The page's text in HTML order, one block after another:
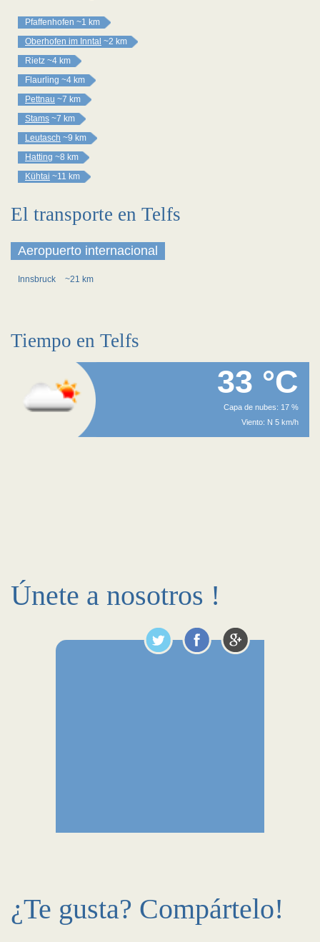
Pfaffenhofen ~1 km
Oberhofen im Inntal ~2 km
Rietz ~4 km
Flaurling ~4 km
Pettnau ~7 km
Stams ~7 km
Leutasch ~9 km
Hatting ~8 km
Kühtai ~11 km
El transporte en Telfs
Aeropuerto internacional
Innsbruck ~21 km
Tiempo en Telfs
33 °C
Capa de nubes: 17 %
Viento: N 5 km/h
Únete a nosotros !
¿Te gusta? Compártelo!